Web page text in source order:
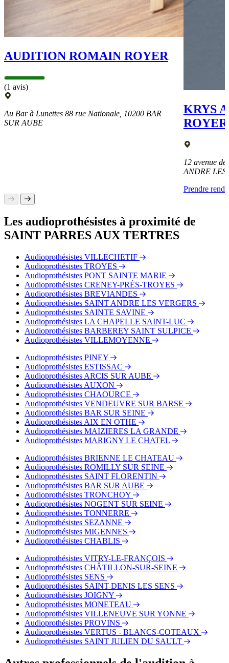
AUDITION ROMAIN ROYER
(1 avis)
Au Bar à Lunettes 88 rue Nationale, 10200 BAR
SUR AUBE
KRYS
ROYER
12 avenue
ANDRE LES
Prendre
Les audioprothésistes à proximité de
SAINT PARRES AUX TERTRES
Audioprothésistes VILLECHETIF
Audioprothésistes TROYES
Audioprothésistes PONT SAINTE MARIE
Audioprothésistes CRENEY-PRÈS-TROYES
Audioprothésistes BREVIANDES
Audioprothésistes SAINT ANDRE LES VERGERS
Audioprothésistes SAINTE SAVINE
Audioprothésistes LA CHAPELLE SAINT-LUC
Audioprothésistes BARBEREY SAINT SULPICE
Audioprothésistes VILLEMOYENNE
Audioprothésistes PINEY
Audioprothésistes ESTISSAC
Audioprothésistes ARCIS SUR AUBE
Audioprothésistes AUXON
Audioprothésistes CHAOURCE
Audioprothésistes VENDEUVRE SUR BARSE
Audioprothésistes BAR SUR SEINE
Audioprothésistes AIX EN OTHE
Audioprothésistes MAIZIERES LA GRANDE
Audioprothésistes MARIGNY LE CHATEL
Audioprothésistes BRIENNE LE CHATEAU
Audioprothésistes ROMILLY SUR SEINE
Audioprothésistes SAINT FLORENTIN
Audioprothésistes BAR SUR AUBE
Audioprothésistes TRONCHOY
Audioprothésistes NOGENT SUR SEINE
Audioprothésistes TONNERRE
Audioprothésistes SEZANNE
Audioprothésistes MIGENNES
Audioprothésistes CHABLIS
Audioprothésistes VITRY-LE-FRANÇOIS
Audioprothésistes CHÂTILLON-SUR-SEINE
Audioprothésistes SENS
Audioprothésistes SAINT DENIS LES SENS
Audioprothésistes JOIGNY
Audioprothésistes MONETEAU
Audioprothésistes VILLENEUVE SUR YONNE
Audioprothésistes PROVINS
Audioprothésistes VERTUS - BLANCS-COTEAUX
Audioprothésistes SAINT JULIEN DU SAULT